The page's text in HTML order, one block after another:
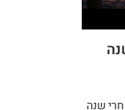
שנה